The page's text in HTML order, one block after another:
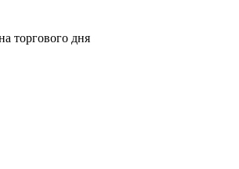
торгового дня